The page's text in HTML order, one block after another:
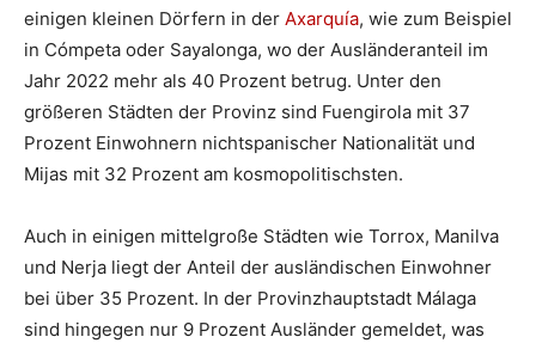
einigen kleinen Dörfern in der Axarquía, wie zum Beispiel
in Cómpeta oder Sayalonga, wo der Ausländeranteil im
Jahr 2022 mehr als 40 Prozent betrug. Unter den
größeren Städten der Provinz sind Fuengirola mit 37
Prozent Einwohnern nichtspanischer Nationalität und
Mijas mit 32 Prozent am kosmopolitischsten.
Auch in einigen mittelgroße Städten wie Torrox, Manilva
und Nerja liegt der Anteil der ausländischen Einwohner
bei über 35 Prozent. In der Provinzhauptstadt Málaga
sind hingegen nur 9 Prozent Ausländer gemeldet, was